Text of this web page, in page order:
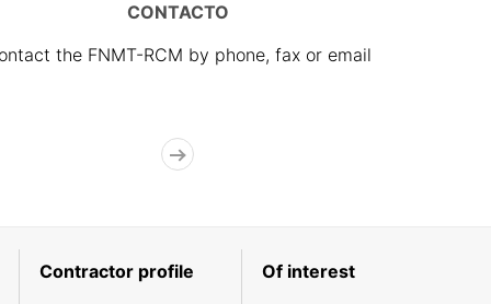
CONTACTO
the FNMT-RCM by phone, fax or email
Contractor profile Of interest